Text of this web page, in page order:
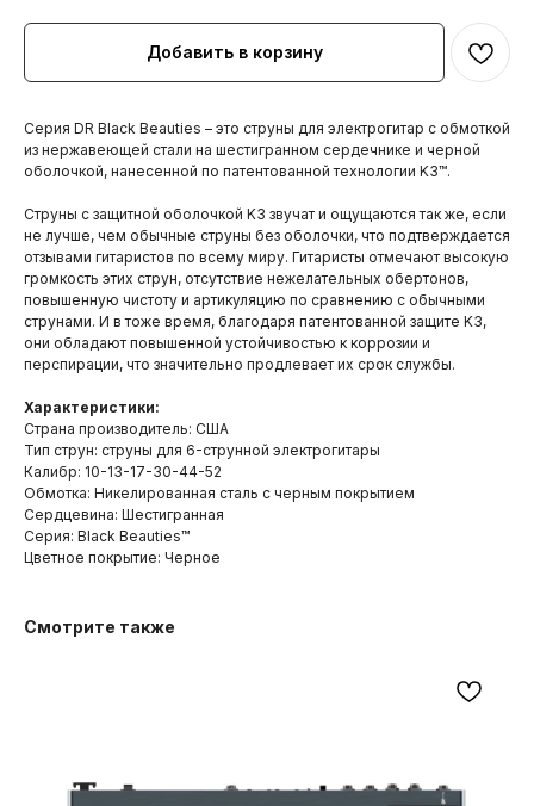
Добавить в корзину
Серия DR Black Beauties – это струны для электрогитар с обмоткой
из нержавеющей стали на шестигранном сердечнике и черной
оболочкой, нанесенной по патентованной технологии K3™.
Струны с защитной оболочкой K3 звучат и ощущаются так же, если
не лучше, чем обычные струны без оболочки, что подтверждается
отзывами гитаристов по всему миру. Гитаристы отмечают высокую
громкость этих струн, отсутствие нежелательных обертонов,
повышенную чистоту и артикуляцию по сравнению с обычными
струнами. И в тоже время, благодаря патентованной защите K3,
они обладают повышенной устойчивостью к коррозии и
перспирации, что значительно продлевает их срок службы.
Характеристики:
Страна производитель: США
Тип струн: струны для 6-струнной электрогитары
Калибр: 10-13-17-30-44-52
Обмотка: Никелированная сталь с черным покрытием
Сердцевина: Шестигранная
Серия: Black Beauties™
Цветное покрытие: Черное
Смотрите также